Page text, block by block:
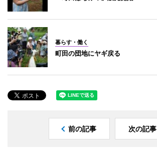
暮らす・働く
町田の団地にヤギ戻る
前の記事 次の記事